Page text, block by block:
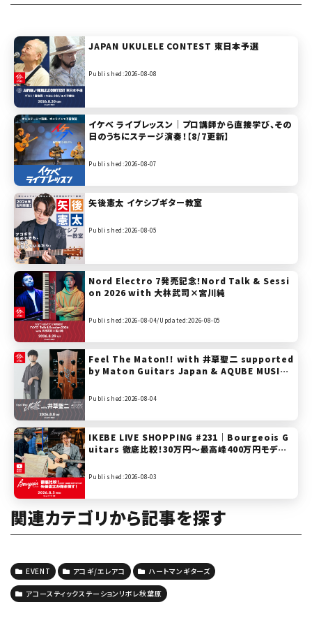
JAPAN UKULELE CONTEST 東日本予選
Published:2026-08-08
イケベ ライブレッスン｜プロ講師から直接学び、その
日のうちにステージ演奏！【8/7更新】
Published:2026-08-07
矢後憲太 イケシブギター教室
Published:2026-08-05
Nord Electro 7発売記念！Nord Talk & Sessi
on 2026 with 大林武司×宮川純
Published:2026-08-04/Updated:2026-08-05
Feel The Maton!! with 井草聖二 supported
by Maton Guitars Japan & AQUBE MUSIC
Published:2026-08-04
IKEBE LIVE SHOPPING #231｜Bourgeois G
uitars 徹底比較！30万円〜最高峰400万円モデル
マンギターズ】
Published:2026-08-03
関連カテゴリから記事を探す
EVENT アコギ/エレアコ ハートマンギターズ
アコースティックステーションリボレ秋葉原